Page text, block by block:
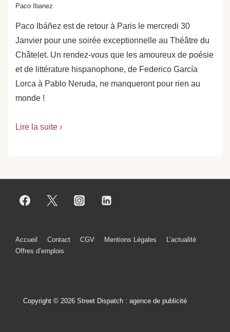
Paco Ibanez
Paco Ibáñez est de retour à Paris le mercredi 30
Janvier pour une soirée exceptionnelle au Théâtre du
Châtelet. Un rendez-vous que les amoureux de poésie
et de littérature hispanophone, de Federico García
Lorca à Pablo Neruda, ne manqueront pour rien au
monde !
Lire la suite ›
Menu
page
Accueil Contact CGV Mentions Légales
L’actualité
Offres d’emplois
Copyright © 2026 Street Dispatch : agence de publicité